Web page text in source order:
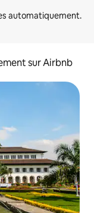
sur Airbnb